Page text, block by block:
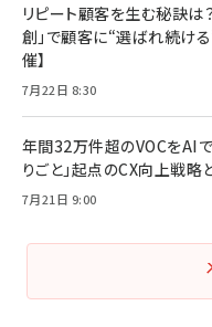
リピート顧客を生む秘訣は
創」で顧客に“選ばれ続け
催】
7月22日 8:30
年間32万件超のVOCをAIで
りごと」起点のCX向上戦略
7月21日 9:00